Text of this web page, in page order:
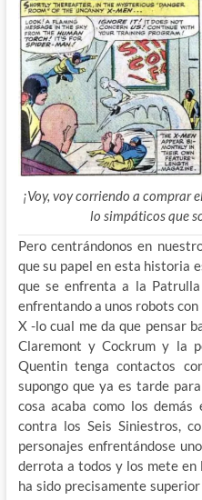
¡Voy, voy corriendo a comprar
lo simpáticos que
Pero centrándonos en
que su papel en esta historia
que se enfrenta a la
enfrentando a unos robots
X -lo cual me da que pensar
Claremont y Cockrum y la
Quentin tenga contactos
supongo que ya es tarde
cosa acaba como los demás
contra los Seis Siniestros,
personajes enfrentándose
derrota a todos y los mete en
ha sido precisamente